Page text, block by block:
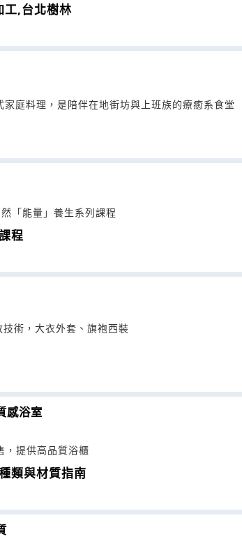
工,台北樹林
庭料理，是陪伴在地街坊與上班族的療癒系食堂
「能量」養生系列課程
程
術，大衣外套、旗袍西裝
感浴室
，提供高品質浴櫃
類與材質指南